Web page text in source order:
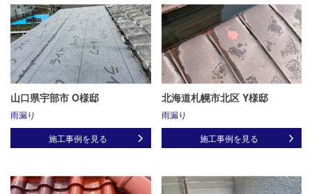
山口県宇部市 O様邸
雨漏り
施工事例を見る
北海道札幌市北区 Y様邸
雨漏り
施工事例を見る